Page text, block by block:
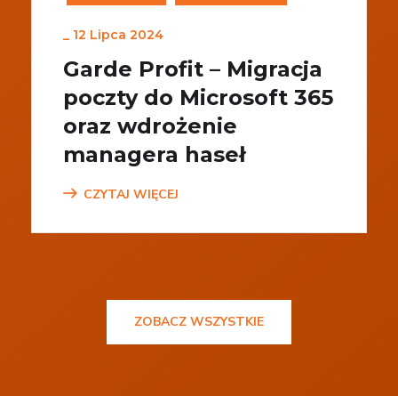
_ 12 Lipca 2024
Garde Profit – Migracja
poczty do Microsoft 365
oraz wdrożenie
managera haseł
CZYTAJ WIĘCEJ
ZOBACZ WSZYSTKIE